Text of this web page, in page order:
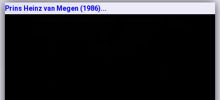
Prins Heinz van Megen (1986)...